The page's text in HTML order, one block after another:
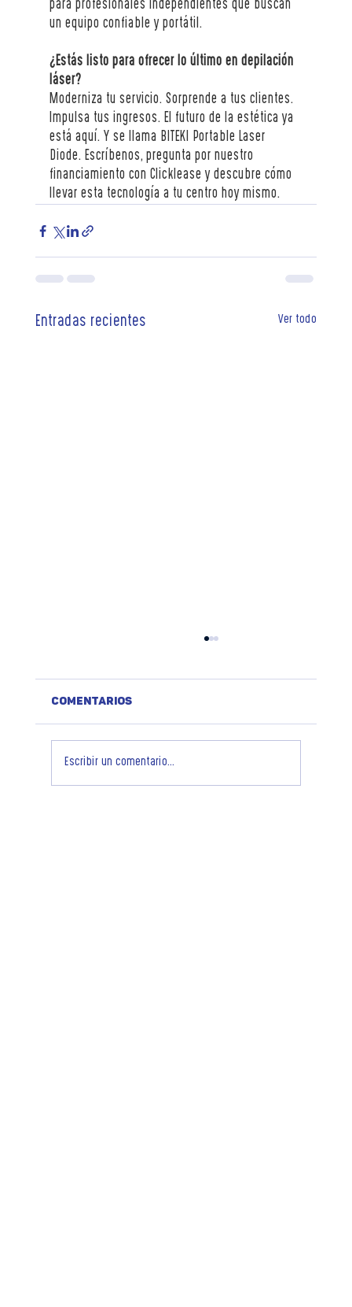
para profesionales independientes que buscan
un equipo confiable y portátil.
¿Estás listo para ofrecer lo último en depilación
láser?
Moderniza tu servicio. Sorprende a tus clientes.
Impulsa tus ingresos. El futuro de la estética ya
está aquí. Y se llama BITEKI Portable Laser
Diode. Escríbenos, pregunta por nuestro
financiamiento con Clicklease y descubre cómo
llevar esta tecnología a tu centro hoy mismo.
Entradas recientes Ver todo
Comentarios
Escribir un comentario...